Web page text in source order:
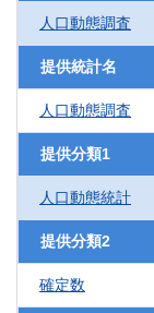
人口動態調査
提供統計名
人口動態調査
提供分類1
人口動態統計
提供分類2
確定数